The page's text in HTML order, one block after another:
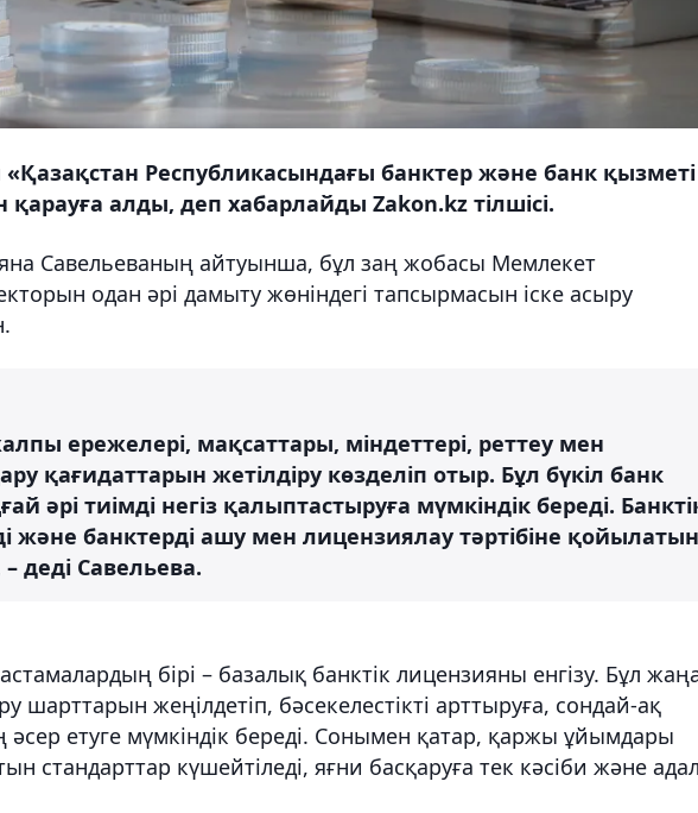
«Қазақстан Республикасындағы банктер және банк қызметі
алды, деп хабарлайды Zakon.kz тілшісі.
Савельеваның айтуынша, бұл заң жобасы Мемлекет
одан әрі дамыту жөніндегі тапсырмасын іске асыру
ережелері, мақсаттары, міндеттері, реттеу мен
қағидаттарын жетілдіру көзделіп отыр. Бұл бүкіл банк
әрі тиімді негіз қалыптастыруға мүмкіндік береді.
және банктерді ашу мен лицензиялау тәртібіне қойылатын
деді Савельева.
бірі – базалық банктік лицензияны енгізу. Бұл
шарттарын жеңілдетіп, бәсекелестікті арттыруға, сондай-ақ
әсер етуге мүмкіндік береді. Сонымен қатар, қаржы ұйымдары
стандарттар күшейтіледі, яғни басқаруға тек кәсіби және